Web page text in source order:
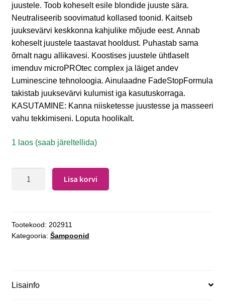
juustele. Toob koheselt esile blondide juuste sära.
Neutraliseerib soovimatud kollased toonid. Kaitseb
juuksevärvi keskkonna kahjulike mõjude eest. Annab
koheselt juustele taastavat hooldust. Puhastab sama
õrnalt nagu allikavesi. Koostises juustele ühtlaselt
imenduv microPROtec complex ja läiget andev
Luminescine tehnoloogia. Ainulaadne FadeStopFormula
takistab juuksevärvi kulumist iga kasutuskorraga.
KASUTAMINE: Kanna niisketesse juustesse ja masseeri
vahu tekkimiseni. Loputa hoolikalt.
1 laos (saab järeltellida)
Lisa korvi
Tootekood: 202911
Kategooria: Šampoonid
Lisainfo